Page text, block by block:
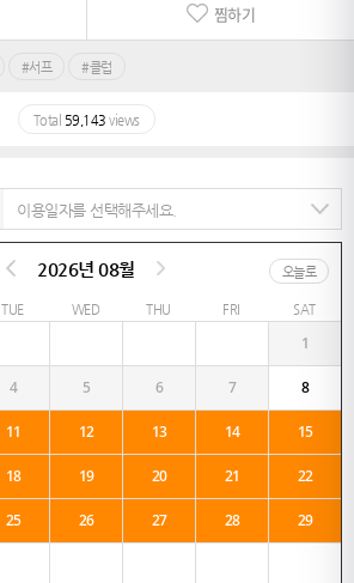
찜하기
#서프 #클럽
Total 59,143 views
2026년 08월 오늘로
TUE WED THU FRI SAT
1
4 5 6 7 8
11 12 13 14 15
18 19 20 21 22
25 26 27 28 29